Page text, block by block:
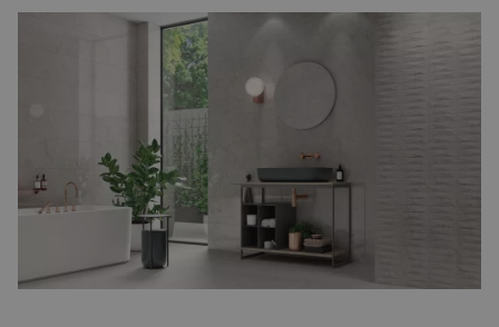
Betonlook badkamertegels
Een stoere en industriële uitstraling, perfect voor moderne
Betonlook tegels zijn strak, tijdloos en veelzijdig.